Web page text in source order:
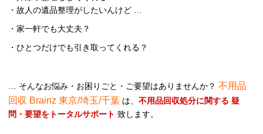
・故人の遺品整理がしたいんけど …
・家一軒でも大丈夫？
・ひとつだけでも引き取ってくれる？
… そんなお悩み・お困りごと・ご要望はありませんか？ 不用品
回収 Brainz 東京/埼玉/千葉 は、 不用品回収処分に関する 疑
問・要望をトータルサポート 致します。